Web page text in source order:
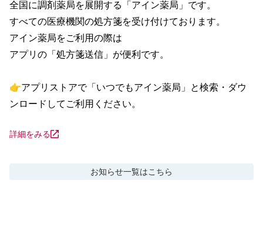
全国に調剤薬局を展開する「アイン薬局」です。
すべての医療機関の処方箋を受け付けております。
アイン薬局をご利用の際は
アプリの「処方箋送信」が便利です。
👉アプリストアで「いつでもアイン薬局」と検索・ダウ
ンロードしてご利用ください。
詳細をみる
お知らせ一覧はこちら